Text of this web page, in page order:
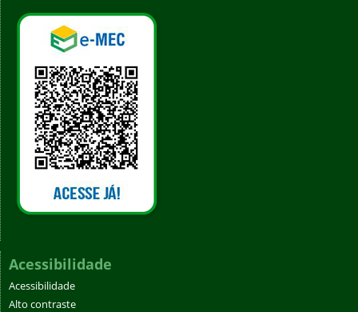
Acessibilidade
Acessibilidade
Alto contraste